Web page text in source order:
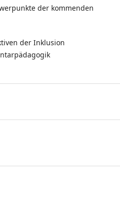
der kommenden
der Inklusion